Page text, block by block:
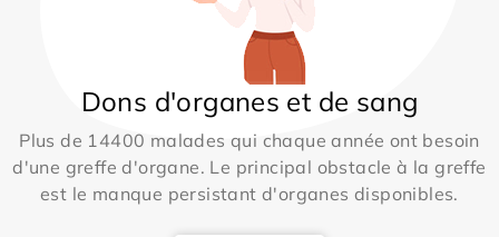
Dons d'organes et de sang
Plus de 14400 malades qui chaque année ont besoin
d'une greffe d'organe. Le principal obstacle à la greffe
est le manque persistant d'organes disponibles.